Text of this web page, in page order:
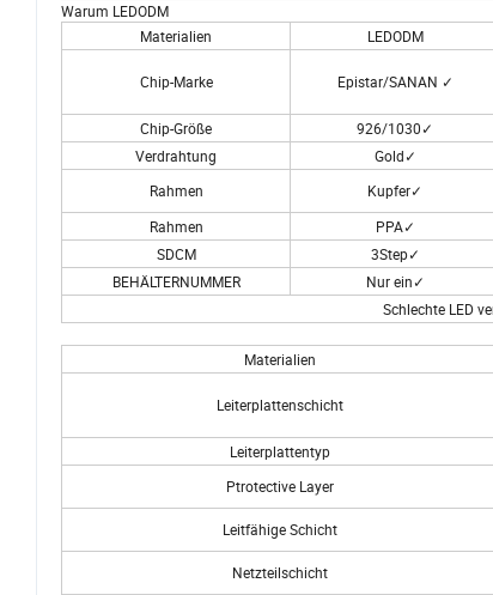
Warum LEDODM
Materialien
LEDODM
Chip-Marke Epistar/SANAN ✓
Chip-Größe 926/1030✓
Verdrahtung
Gold✓
Rahmen
Kupfer✓
Rahmen
PPA✓
SDCM
3Step✓
BEHÄLTERNUMMER
Nur ein✓
Schlechte LED
Materialien
Leiterplattenschicht
Leiterplattentyp
Ptrotective Layer
Leitfähige Schicht
Netzteilschicht